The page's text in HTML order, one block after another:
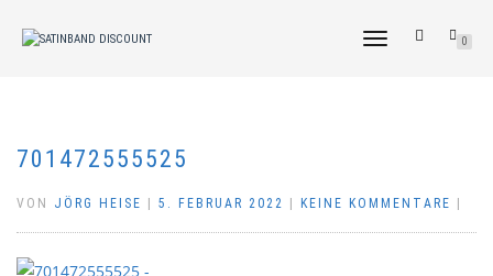
NAVIGATION
0
701472555525
VON JÖRG HEISE 5. FEBRUAR 2022 KEINE KOMMENTARE